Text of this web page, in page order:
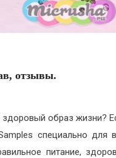
отзывы.
образ жизни?
специально для
питание,